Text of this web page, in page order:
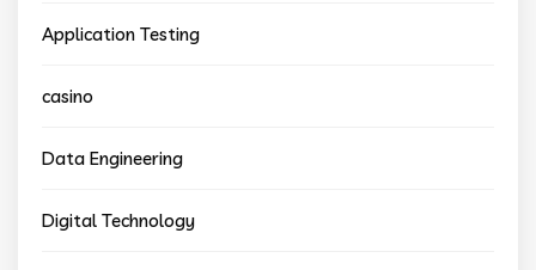
Application Testing
casino
Data Engineering
Digital Technology